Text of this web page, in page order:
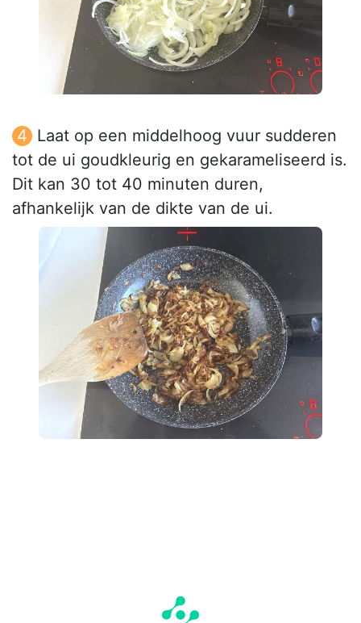
Laat op een middelhoog vuur sudderen
tot de ui goudkleurig en gekarameliseerd is.
Dit kan 30 tot 40 minuten duren,
afhankelijk van de dikte van de ui.